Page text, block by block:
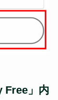
Free」内